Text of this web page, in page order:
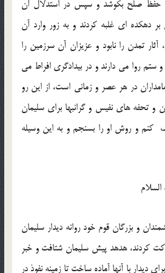
حفظ صلح بكوشد و سپس در استدلال آن
دهكده ای غلبه كردند و به زور وارد آن
تمدن را نابود و عزیزان آن سرزمین را
ستم روا می دارند و در بیدادگری افراط می
در هر عصر و زمانی است، از این رو
و تحفه های نفیس و گرانبها برای سلیمان
كنم و روش او را بسنجم و به این وسیله
و بزرگان قوم خود روانه دیدار سلیمان
كردند، هدهد پیش سلیمان شتافت و خبر
دیدار با آنها آماده ساخت تا زمینه نفوذ در